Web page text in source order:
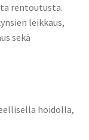
rentoutusta.
leikkaus,
sekä
hoidolla,